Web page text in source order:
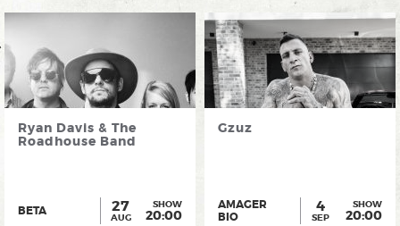
Ryan Davis & The
Roadhouse Band
BETA 27
AUG
SHOW
20:00
Gzuz
AMAGER
BIO
4
SEP
SHOW
20:00